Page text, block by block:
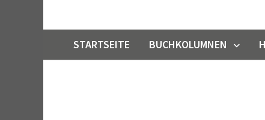
STARTSEITE BUCHKOLUMNEN